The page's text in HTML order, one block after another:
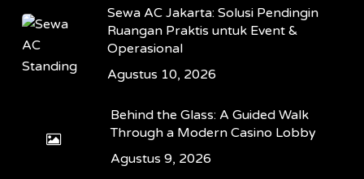
Sewa AC Jakarta: Solusi Pendingin
Ruangan Praktis untuk Event &
Operasional
Agustus 10, 2026
Behind the Glass: A Guided Walk
Through a Modern Casino Lobby
Agustus 9, 2026